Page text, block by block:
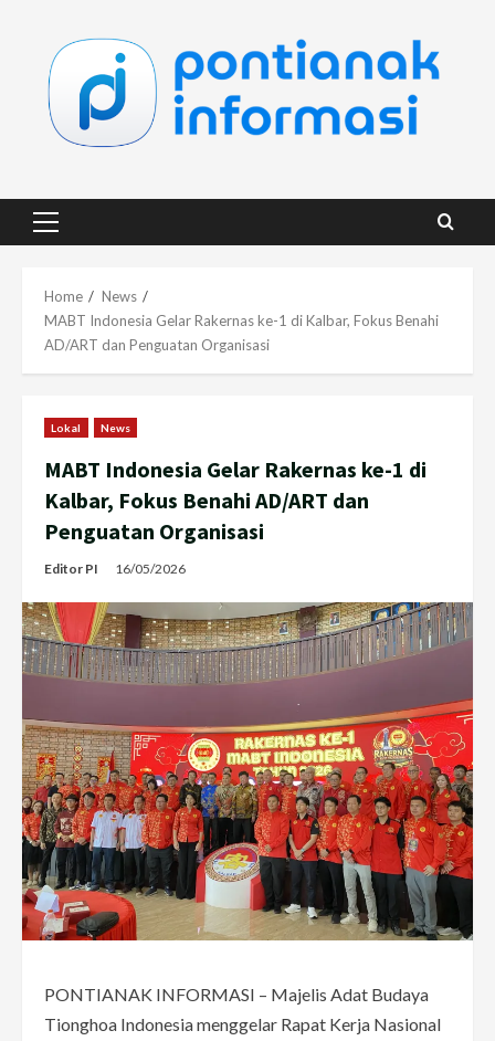
content
Primary
Home
News
MABT Indonesia Gelar Rakernas ke-1 di Kalbar, Fokus Benahi
AD/ART dan Penguatan Organisasi
Lokal News
MABT Indonesia Gelar Rakernas ke-1 di
Kalbar, Fokus Benahi AD/ART dan
Penguatan Organisasi
Editor PI 16/05/2026
PONTIANAK INFORMASI – Majelis Adat Budaya
Tionghoa Indonesia menggelar Rapat Kerja Nasional